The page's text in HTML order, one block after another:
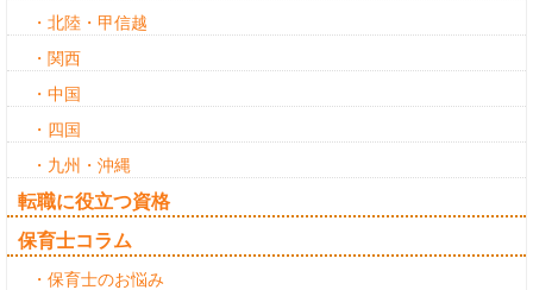
・北陸・甲信越
・関西
・中国
・四国
・九州・沖縄
転職に役立つ資格
保育士コラム
・保育士のお悩み